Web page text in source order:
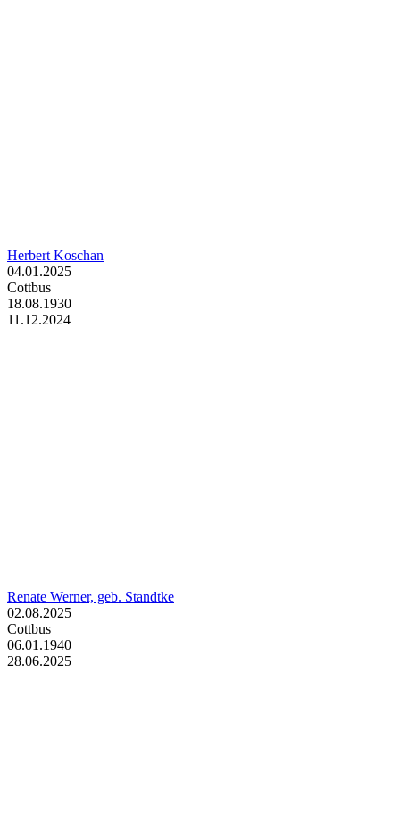
Herbert Koschan
04.01.2025
Cottbus
18.08.1930
11.12.2024
Renate Werner, geb. Standtke
02.08.2025
Cottbus
06.01.1940
28.06.2025